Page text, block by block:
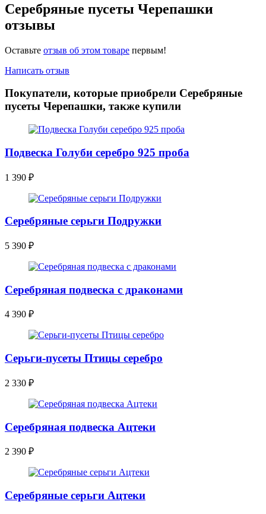
Серебряные пусеты Черепашки
отзывы
Оставьте отзыв об этом товаре первым!
Написать отзыв
Покупатели, которые приобрели Серебряные
пусеты Черепашки, также купили
Подвеска Голуби серебро 925 проба
1 390 ₽
Серебряные серьги Подружки
5 390 ₽
Серебряная подвеска с драконами
4 390 ₽
Серьги-пусеты Птицы серебро
2 330 ₽
Серебряная подвеска Ацтеки
2 390 ₽
Серебряные серьги Ацтеки